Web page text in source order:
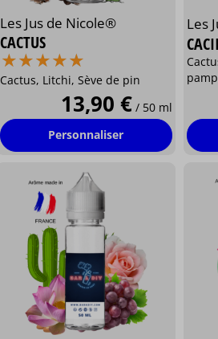
Les Jus de Nicole®
CACTUS
⋆⋆⋆⋆⋆
⋆⋆⋆⋆⋆
Cactus, Litchi, Sève de pin
13,90 € / 50 ml
Personnaliser
Les